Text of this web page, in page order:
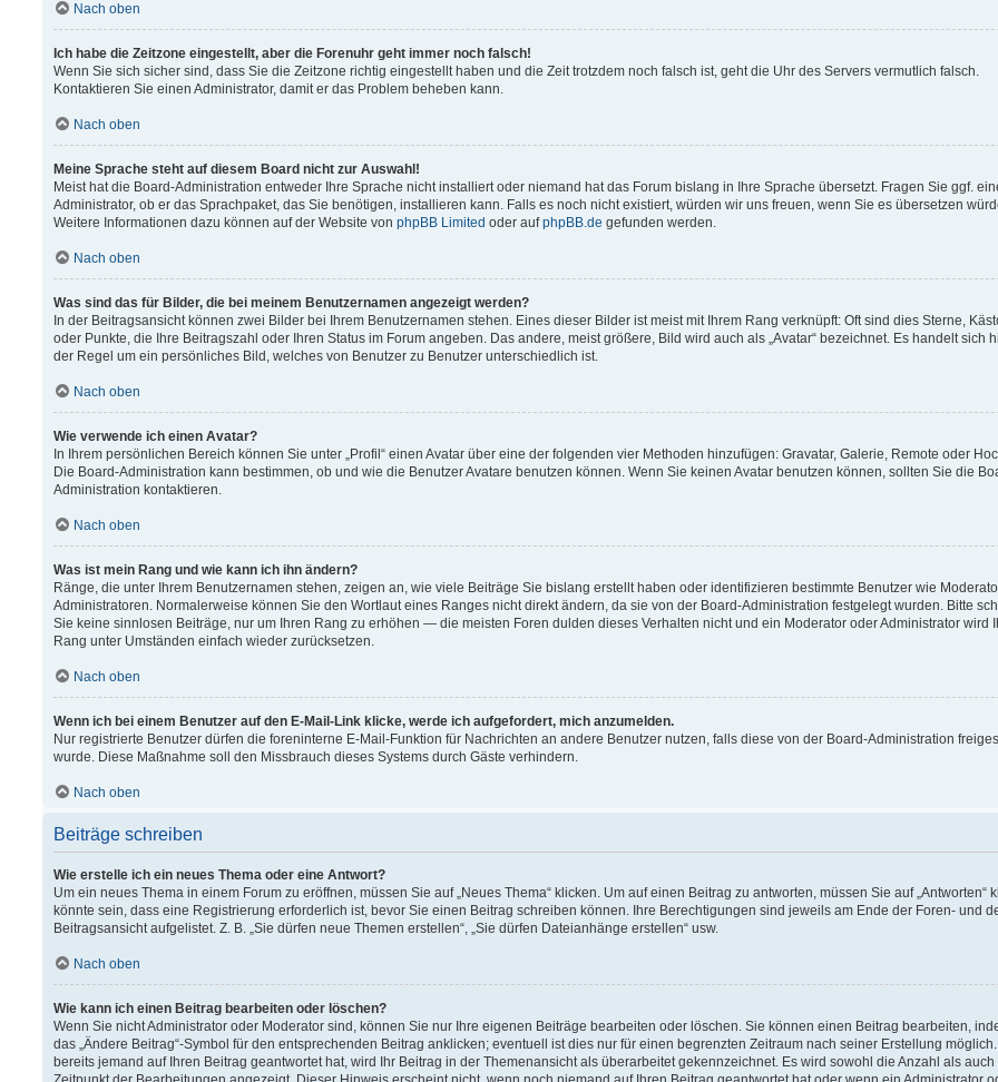
Nach oben
Ich habe die Zeitzone eingestellt, aber die Forenuhr geht immer noch falsch!
Wenn Sie sich sicher sind, dass Sie die Zeitzone richtig eingestellt haben und die Zeit trotzdem noch falsch ist, geht die Uhr des Servers vermutlich falsch.
Kontaktieren Sie einen Administrator, damit er das Problem beheben kann.
Nach oben
Meine Sprache steht auf diesem Board nicht zur Auswahl!
Meist hat die Board-Administration entweder Ihre Sprache nicht installiert oder niemand hat das Forum bislang in Ihre Sprache übersetzt. Fragen Sie ggf.
Administrator, ob er das Sprachpaket, das Sie benötigen, installieren kann. Falls es noch nicht existiert, würden wir uns freuen, wenn Sie es übersetzen
Weitere Informationen dazu können auf der Website von phpBB Limited oder aufphpBB.de gefunden werden.
Nach oben
Was sind das für Bilder, die bei meinem Benutzernamen angezeigt werden?
In der Beitragsansicht können zwei Bilder bei Ihrem Benutzernamen stehen. Eines dieser Bilder ist meist mit Ihrem Rang verknüpft: Oft sind dies Sterne,
oder Punkte, die Ihre Beitragszahl oder Ihren Status im Forum angeben. Das andere, meist größere, Bild wird auch als „Avatar“ bezeichnet. Es handelt sich
der Regel um ein persönliches Bild, welches von Benutzer zu Benutzer unterschiedlich ist.
Nach oben
Wie verwende ich einen Avatar?
In Ihrem persönlichen Bereich können Sie unter „Profil“ einen Avatar über eine der folgenden vier Methoden hinzufügen: Gravatar, Galerie, Remote oder
Die Board-Administration kann bestimmen, ob und wie die Benutzer Avatare benutzen können. Wenn Sie keinen Avatar benutzen können, sollten Sie die
Administration kontaktieren.
Nach oben
Was ist mein Rang und wie kann ich ihn ändern?
Ränge, die unter Ihrem Benutzernamen stehen, zeigen an, wie viele Beiträge Sie bislang erstellt haben oder identifizieren bestimmte Benutzer wie
Administratoren. Normalerweise können Sie den Wortlaut eines Ranges nicht direkt ändern, da sie von der Board-Administration festgelegt wurden. Bitte
Sie keine sinnlosen Beiträge, nur um Ihren Rang zu erhöhen — die meisten Foren dulden dieses Verhalten nicht und ein Moderator oder Administrator wird
Rang unter Umständen einfach wieder zurücksetzen.
Nach oben
Wenn ich bei einem Benutzer auf den E-Mail-Link klicke, werde ich aufgefordert, mich anzumelden.
Nur registrierte Benutzer dürfen die foreninterne E-Mail-Funktion für Nachrichten an andere Benutzer nutzen, falls diese von der Board-Administration
wurde. Diese Maßnahme soll den Missbrauch dieses Systems durch Gäste verhindern.
Nach oben
Beiträge schreiben
Wie erstelle ich ein neues Thema oder eine Antwort?
Um ein neues Thema in einem Forum zu eröffnen, müssen Sie auf „Neues Thema“ klicken. Um auf einen Beitrag zu antworten, müssen Sie auf „Antworten“
könnte sein, dass eine Registrierung erforderlich ist, bevor Sie einen Beitrag schreiben können. Ihre Berechtigungen sind jeweils am Ende der Foren- und
Beitragsansicht aufgelistet. Z. B. „Sie dürfen neue Themen erstellen“, „Sie dürfen Dateianhänge erstellen“ usw.
Nach oben
Wie kann ich einen Beitrag bearbeiten oder löschen?
Wenn Sie nicht Administrator oder Moderator sind, können Sie nur Ihre eigenen Beiträge bearbeiten oder löschen. Sie können einen Beitrag bearbeiten,
das „Ändere Beitrag“-Symbol für den entsprechenden Beitrag anklicken; eventuell ist dies nur für einen begrenzten Zeitraum nach seiner Erstellung
bereits jemand auf Ihren Beitrag geantwortet hat, wird Ihr Beitrag in der Themenansicht als überarbeitet gekennzeichnet. Es wird sowohl die Anzahl als auch